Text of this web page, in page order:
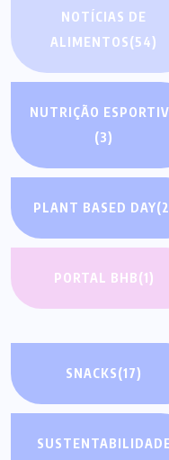
NOTÍCIAS DE
ALIMENTOS(54)
NUTRIÇÃO
(3)
PLANT BASED DAY
PORTAL BHB(1)
SNACKS(17)